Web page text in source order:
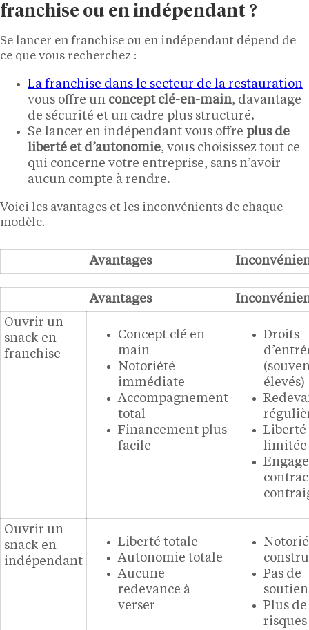
franchise ou en indépendant ?
Se lancer en franchise ou en indépendant dépend de
ce que vous recherchez :
La franchise dans le secteur de la restauration
vous offre un concept clé-en-main, davantage
de sécurité et un cadre plus structuré.
Se lancer en indépendant vous offre plus de
liberté et d’autonomie, vous choisissez tout ce
qui concerne votre entreprise, sans n’avoir
aucun compte à rendre.
Voici les avantages et les inconvénients de chaque
modèle.
Avantages
Avantages
Ouvrir un
snack en
franchise
Concept clé en
main
Notoriété
immédiate
Accompagnement
total
Financement plus
facile
Droits
élevés)
Liberté
limitée
Ouvrir un
snack en
indépendant
Liberté totale
Autonomie totale
Aucune
redevance à
verser
Pas de
soutien
Plus de
risques